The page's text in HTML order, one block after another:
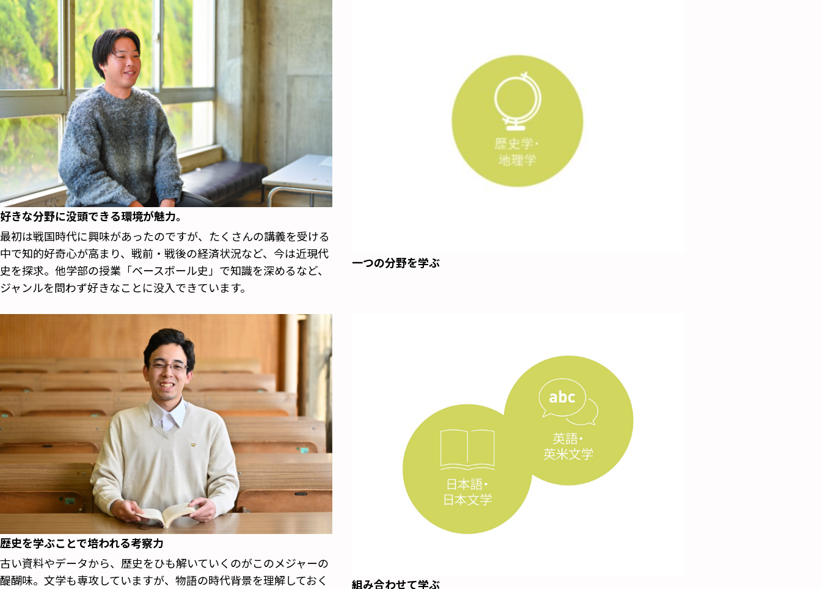
好きな分野に没頭できる環境が魅力。
最初は戦国時代に興味があったのですが、たくさんの講義を受ける
中で知的好奇心が高まり、戦前・戦後の経済状況など、今は近現代
史を探求。他学部の授業「ベースボール史」で知識を深めるなど、
ジャンルを問わず好きなことに没入できています。
一つの分野を学ぶ
歴史を学ぶことで培われる考察力
古い資料やデータから、歴史をひも解いていくのがこのメジャーの
醍醐味。文学も専攻していますが、物語の時代背景を理解しておく
組み合わせて学ぶ